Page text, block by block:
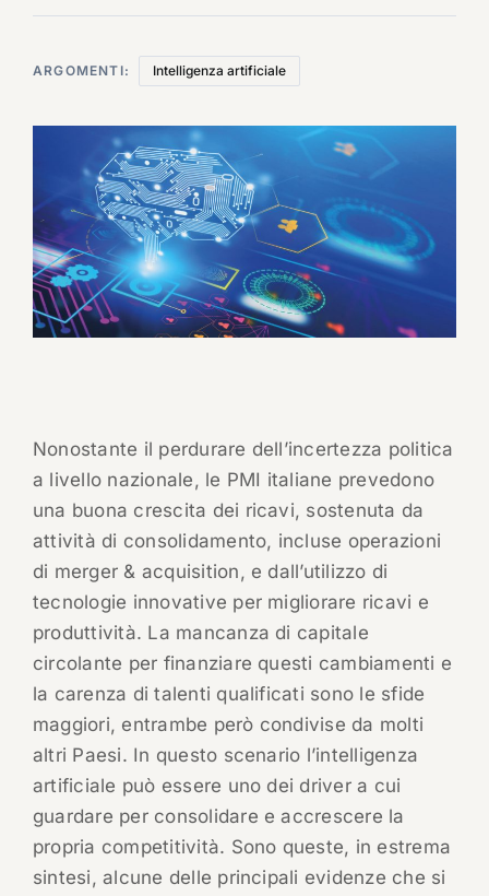
ARGOMENTI: Intelligenza artificiale
Nonostante il perdurare dell’incertezza politica
a livello nazionale, le PMI italiane prevedono
una buona crescita dei ricavi, sostenuta da
attività di consolidamento, incluse operazioni
di merger & acquisition, e dall’utilizzo di
tecnologie innovative per migliorare ricavi e
produttività. La mancanza di capitale
circolante per finanziare questi cambiamenti e
la carenza di talenti qualificati sono le sfide
maggiori, entrambe però condivise da molti
altri Paesi. In questo scenario l’intelligenza
artificiale può essere uno dei driver a cui
guardare per consolidare e accrescere la
propria competitività. Sono queste, in estrema
sintesi, alcune delle principali evidenze che si